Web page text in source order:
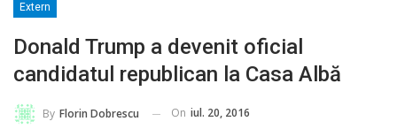
Extern
Donald Trump a devenit oficial
candidatul republican la Casa Albă
By Florin Dobrescu On iul. 20, 2016